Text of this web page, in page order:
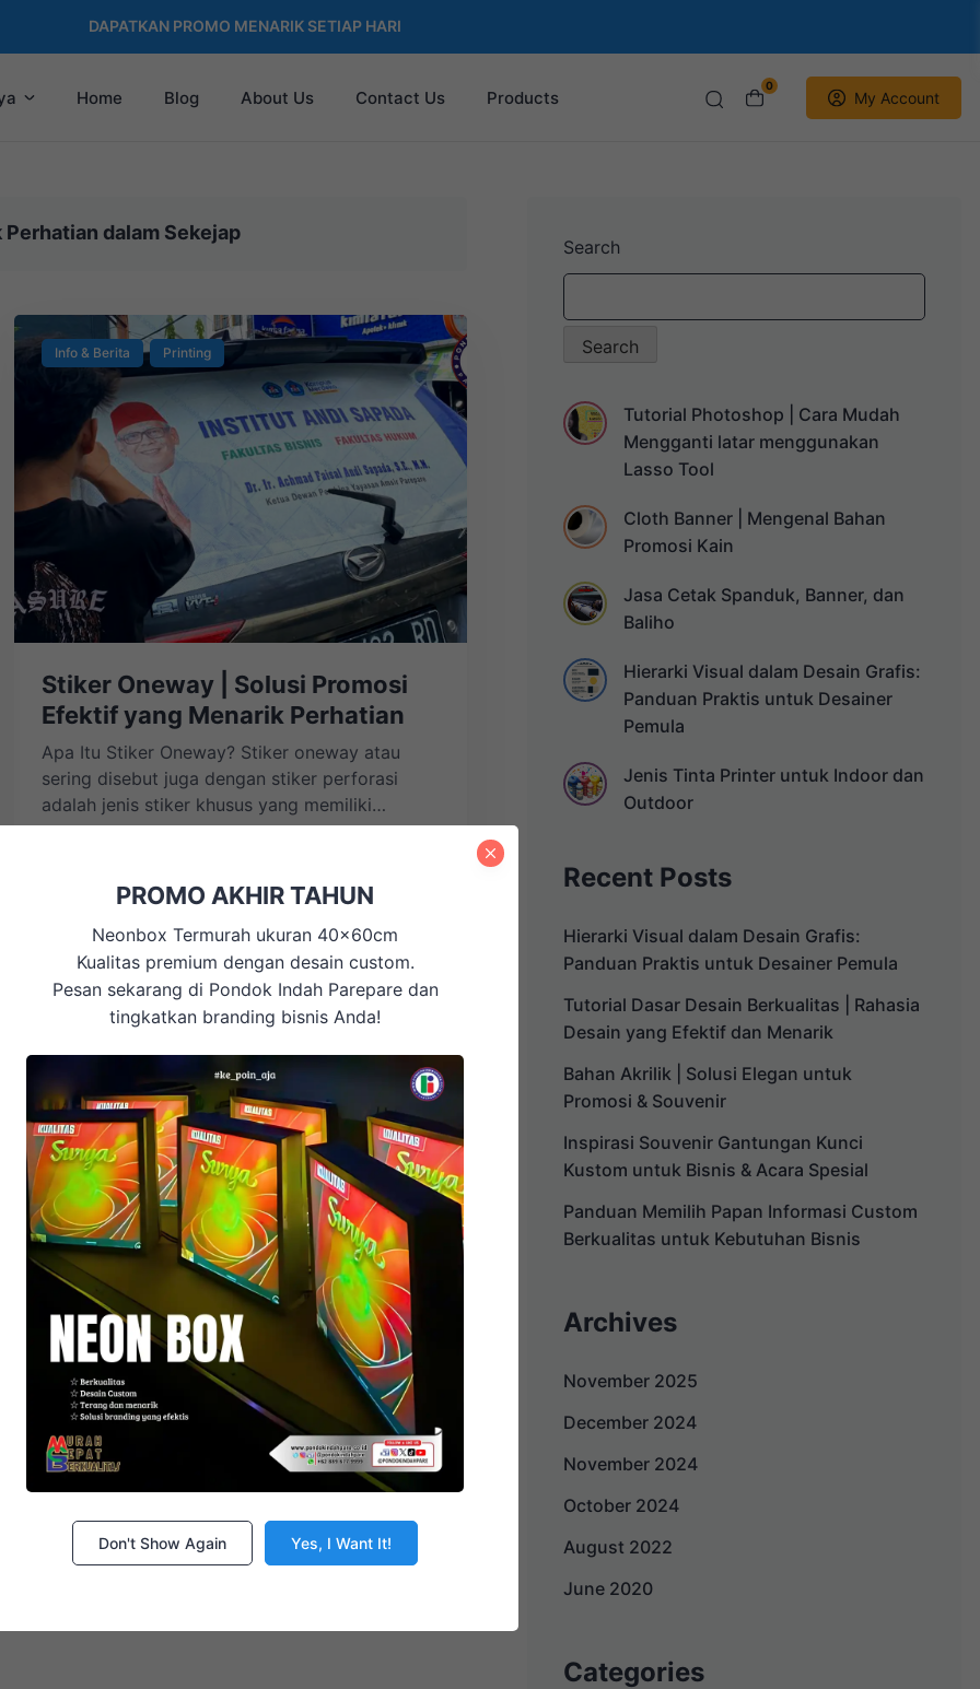
DAPATKAN PROMO MENARIK SETIAP HARI
0
My Account
Home Blog About Us Contact Us Products
dalam Sekejap
Info & Berita Printing
Stiker Oneway | Solusi Promosi
Efektif yang Menarik Perhatian
Apa Itu Stiker Oneway? Stiker oneway atau
sering disebut juga dengan stiker perforasi
adalah jenis stiker khusus yang memiliki
lubang-lubang kecil di permukaannya. Jenis
sehingga tampak jelas hanya dari satu arah
atau sudut pandang tertentu. Biasanya, stiker
ini digunakan pada permukaan kaca , seperti
jendela atau pintu, agar pesan […]
Search
Search
Tutorial Photoshop | Cara Mudah
Mengganti latar menggunakan
Lasso Tool
Cloth Banner | Mengenal Bahan
Promosi Kain
Jasa Cetak Spanduk, Banner, dan
Baliho
Hierarki Visual dalam Desain Grafis:
Panduan Praktis untuk Desainer
Pemula
Jenis Tinta Printer untuk Indoor dan
Outdoor
Recent Posts
Hierarki Visual dalam Desain Grafis:
Panduan Praktis untuk Desainer Pemula
Tutorial Dasar Desain Berkualitas | Rahasia
Desain yang Efektif dan Menarik
Bahan Akrilik | Solusi Elegan untuk
Promosi & Souvenir
Inspirasi Souvenir Gantungan Kunci
Kustom untuk Bisnis & Acara Spesial
Panduan Memilih Papan Informasi Custom
Berkualitas untuk Kebutuhan Bisnis
Archives
November 2025
December 2024
November 2024
October 2024
August 2022
June 2020
Categories
PROMO AKHIR TAHUN
Neonbox Termurah ukuran 40x60cm
Kualitas premium dengan desain custom.
Pesan sekarang di Pondok Indah Parepare dan
tingkatkan branding bisnis Anda!
Don't Show Again Yes, I Want It!